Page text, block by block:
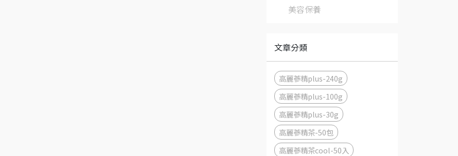
美容保養
文章分類
高麗蔘精plus-240g
高麗蔘精plus-100g
高麗蔘精plus-30g
高麗蔘精茶-50包
高麗蔘精茶cool-50入